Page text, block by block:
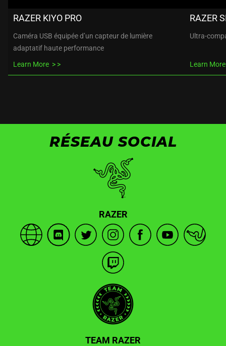
RAZER KIYO PRO
Caméra USB équipée d’un capteur de lumière
adaptatif haute performance
Learn More
RAZER
Ultra-
Learn
RÉSEAU SOCIAL
RAZER
TEAM RAZER